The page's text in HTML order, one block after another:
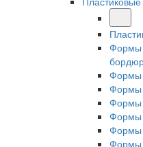
Формы
Формы
Формы
Формы
Формы
Формы
Формы